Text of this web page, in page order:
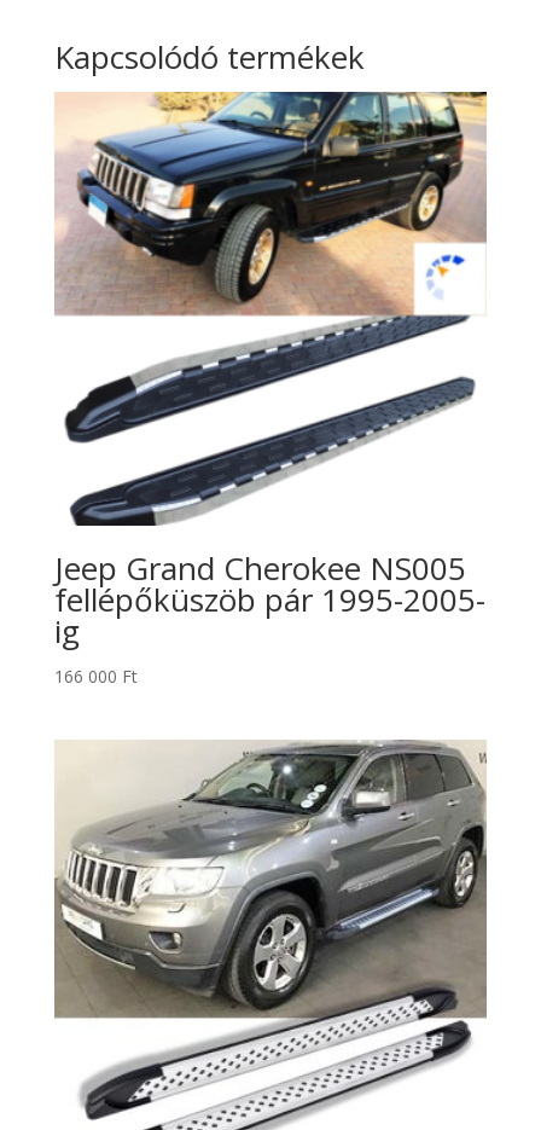
Kapcsolódó termékek
Jeep Grand Cherokee NS005
fellépőküszöb pár 1995-2005-
ig
166 000 Ft